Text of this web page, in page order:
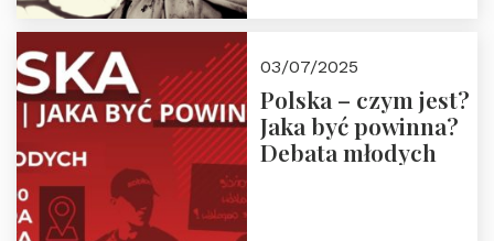
03/07/2025
Polska – czym jest?
Jaka być powinna?
Debata młodych